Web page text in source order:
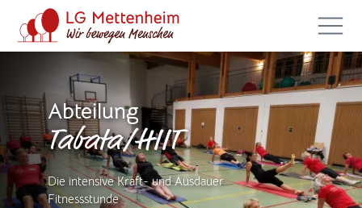
Abteilung
Tabata/HIIT
Die intensive Kraft- und Ausdauer
Fitnessstunde